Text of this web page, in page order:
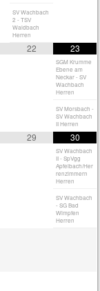
SV Wachbach
2 - TSV
Waldbach
Herren
22 23
SGM Krumme
Ebene am
Neckar - SV
Wachbach
Herren
SV Morsbach -
SV Wachbach
II Herren
29 30
SV Wachbach
II - SpVgg
Apfelbach/Her
renzimmern
Herren
SV Wachbach
- SG Bad
Wimpfen
Herren